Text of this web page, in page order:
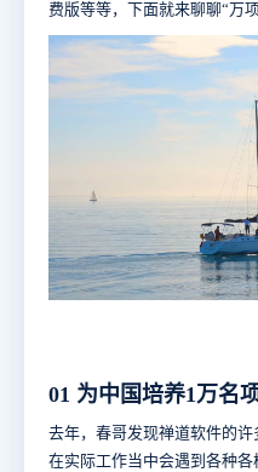
费版等等，下面就来聊聊“万项
01 为中国培养1万名
去年，春哥发现禅道软件的
在实际工作当中会遇到各种